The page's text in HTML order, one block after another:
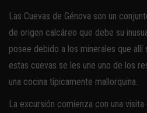
Las Cuevas de Génova son un
de origen calcáreo que debe su
posee debido a los minerales que allí
estas cuevas se les une uno de los
una cocina típicamente mallorquina.
La excursión comienza con una